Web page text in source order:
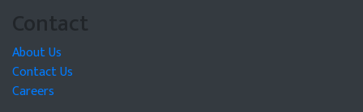
Contact
About Us
Contact Us
Careers